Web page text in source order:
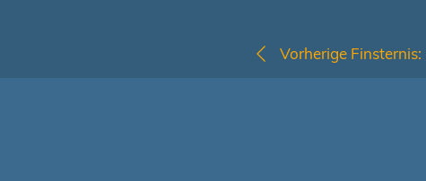
Vorherige Finsternis: